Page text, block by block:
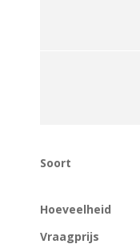
Soort
Hoeveelheid
Vraagprijs